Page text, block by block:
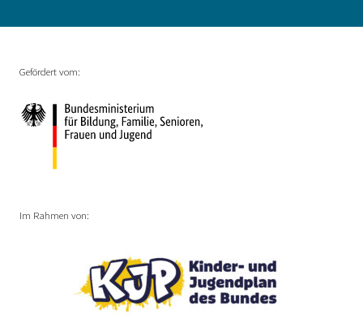
Gefördert vom:
Im Rahmen von: